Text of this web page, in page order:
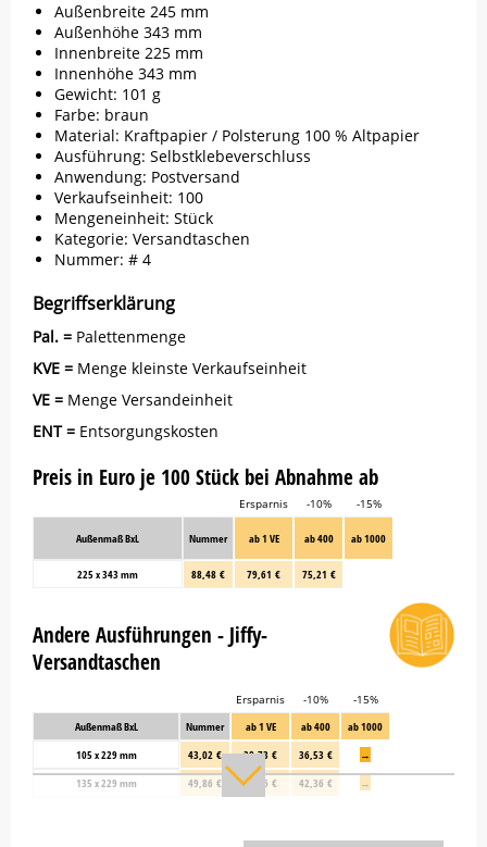
Außenbreite 245 mm
Außenhöhe 343 mm
Innenbreite 225 mm
Innenhöhe 343 mm
Gewicht: 101 g
Farbe: braun
Material: Kraftpapier / Polsterung 100 % Altpapier
Ausführung: Selbstklebeverschluss
Anwendung: Postversand
Verkaufseinheit: 100
Mengeneinheit: Stück
Kategorie: Versandtaschen
Nummer: # 4
Begriffserklärung
Pal. = Palettenmenge
KVE = Menge kleinste Verkaufseinheit
VE = Menge Versandeinheit
ENT = Entsorgungskosten
Preis in Euro je 100 Stück bei Abnahme ab
Ersparnis -10% -15%
Außenmaß BxL Nummer ab 1 VE ab 400 ab 1000
225 x 343 mm 88,48 € 79,61 € 75,21 €
Andere Ausführungen - Jiffy-
Versandtaschen
Ersparnis -10%
-15%
Außenmaß BxL
Nummer ab 1 VE ab 400
ab 1000
105 x 229 mm
43,02 € 38,73 € 36,53 €
→
135 x 229 mm
49,86 € 44,86 € 42,36 € →